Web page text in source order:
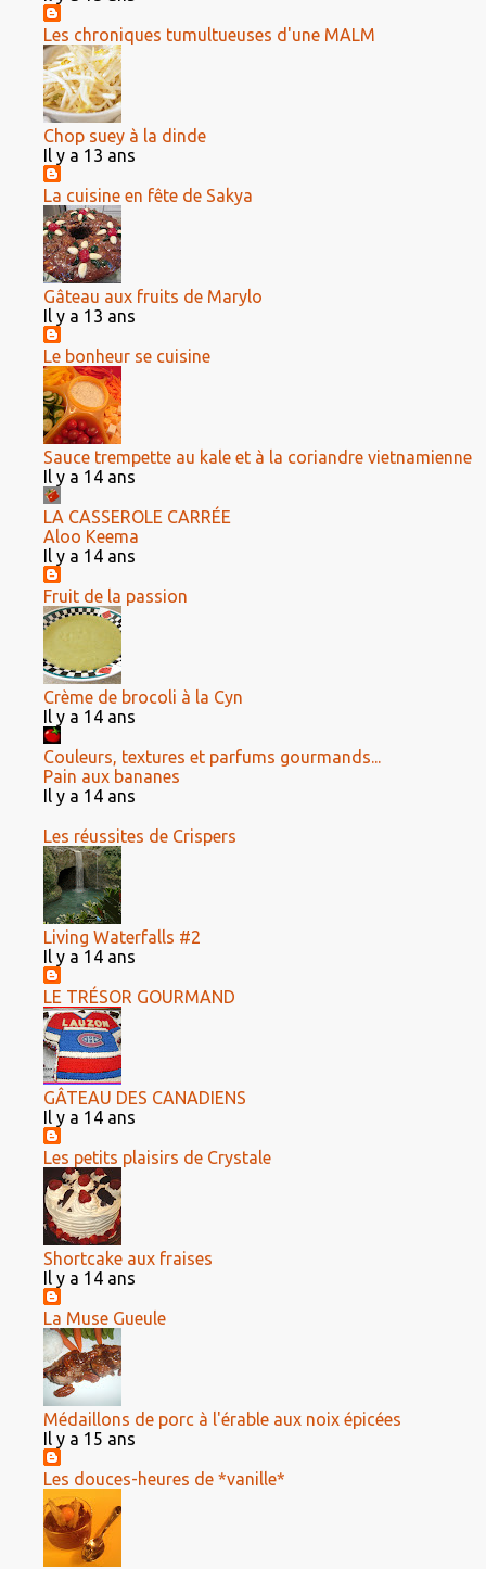
Les chroniques tumultueuses d'une MALM
Chop suey à la dinde
Il y a 13 ans
La cuisine en fête de Sakya
Gâteau aux fruits de Marylo
Il y a 13 ans
Le bonheur se cuisine
Sauce trempette au kale et à la coriandre vietnamienne
Il y a 14 ans
LA CASSEROLE CARRÉE
Aloo Keema
Il y a 14 ans
Fruit de la passion
Crème de brocoli à la Cyn
Il y a 14 ans
Couleurs, textures et parfums gourmands...
Pain aux bananes
Il y a 14 ans
Les réussites de Crispers
Living Waterfalls #2
Il y a 14 ans
LE TRÉSOR GOURMAND
GÂTEAU DES CANADIENS
Il y a 14 ans
Les petits plaisirs de Crystale
Shortcake aux fraises
Il y a 14 ans
La Muse Gueule
Médaillons de porc à l'érable aux noix épicées
Il y a 15 ans
Les douces-heures de *vanille*